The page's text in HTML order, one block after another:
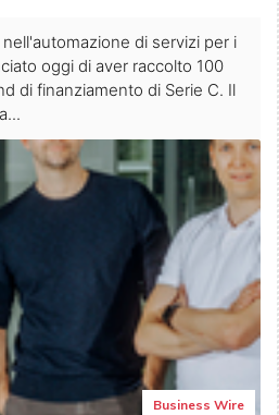
di servizi per i
oggi di aver raccolto 100
di finanziamento di Serie C. Il
Business Wire